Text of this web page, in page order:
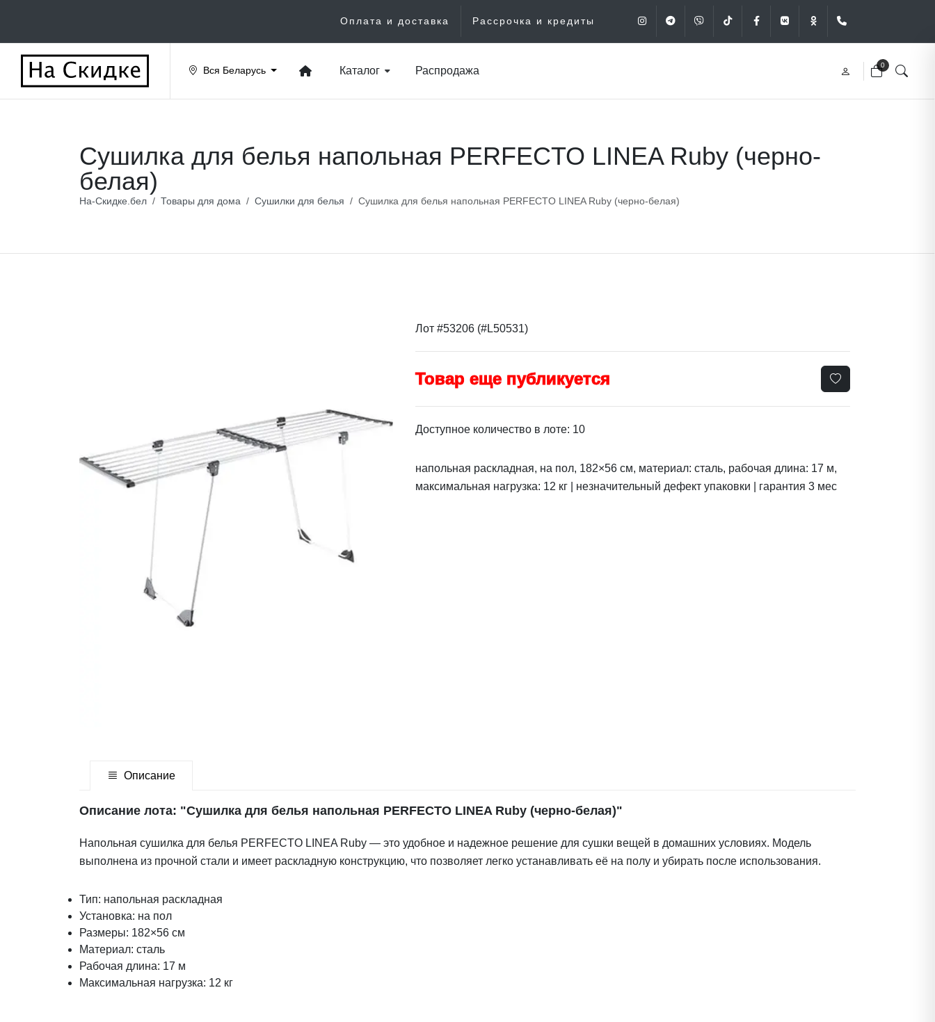
Оплата и доставка Рассрочка и кредиты InstagramTelegram
Viber Tik-Tok Facebook
VK OK
Вся Беларусь
0
Каталог Распродажа
Сушилка для белья напольная PERFECTO LINEA Ruby (черно-
белая)
На-Скидке.бел Товары для дома Сушилки для белья Сушилка для белья напольная PERFECTO LINEA Ruby (черно-белая)
Лот #53206 (#L50531)
Товар еще публикуется
Доступное количество в лоте: 10
напольная раскладная, на пол, 182×56 см, материал: сталь, рабочая длина: 17 м,
максимальная нагрузка: 12 кг | незначительный дефект упаковки | гарантия 3 мес
Описание
Описание лота: "Сушилка для белья напольная PERFECTO LINEA Ruby (черно-белая)"
Напольная сушилка для белья PERFECTO LINEA Ruby — это удобное и надежное решение для сушки вещей в домашних условиях. Модель
выполнена из прочной стали и имеет раскладную конструкцию, что позволяет легко устанавливать её на полу и убирать после использования.
Тип: напольная раскладная
Установка: на пол
Размеры: 182×56 см
Материал: сталь
Рабочая длина: 17 м
Максимальная нагрузка: 12 кг